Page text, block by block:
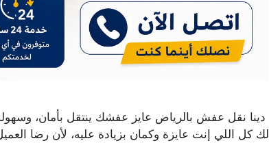
دينا نقل عفش بالرياض عايز عفشك ينتقل بأمان،
لك كل اللي إنت عايزة وكمان بزيادة عليه، لأن رضا